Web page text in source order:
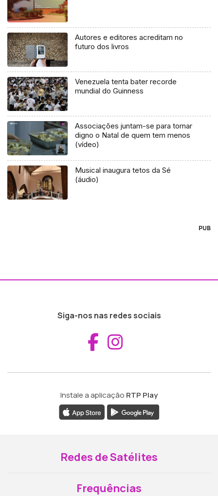
Autores e editores acreditam no
futuro dos livros
Venezuela tenta bater recorde
mundial do Guinness
Associações juntam-se para tornar
digno o Natal de quem tem menos
(vídeo)
Musical inaugura tetos da Sé
(áudio)
PUB
Siga-nos nas redes sociais
Aceder ao
Instale a aplicação RTP Play
Redes de Satélites
Frequências